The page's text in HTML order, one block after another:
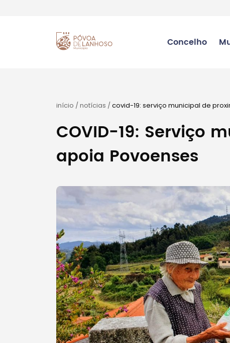
Concelho
início /notícias /covid-19: serviço municipal de
COVID-19: Serviço
apoia Povoenses